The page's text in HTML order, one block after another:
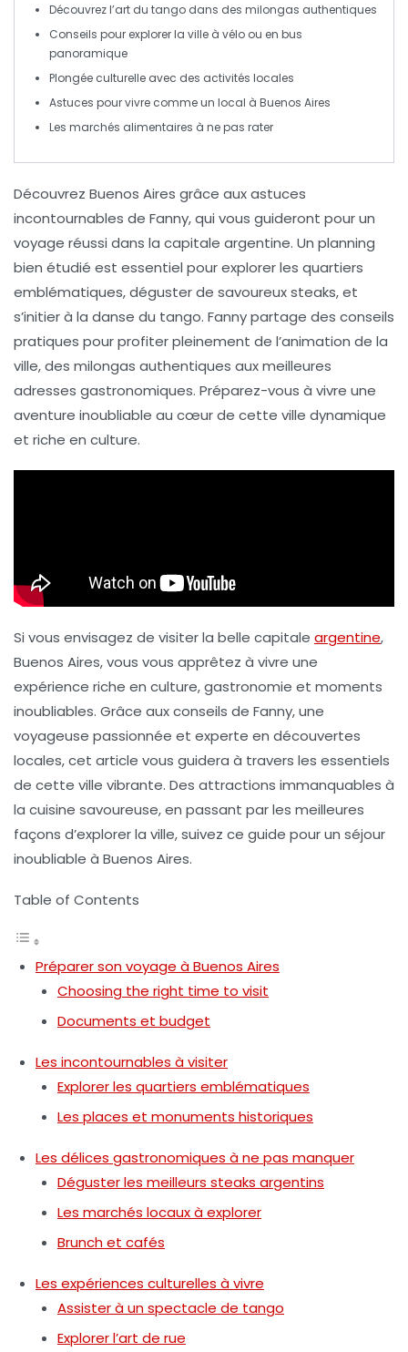
Découvrez l’art du tango dans des milongas authentiques
Conseils pour explorer la ville à vélo ou en bus
panoramique
Plongée culturelle avec des activités locales
Astuces pour vivre comme un local à Buenos Aires
Les marchés alimentaires à ne pas rater
Découvrez Buenos Aires grâce aux astuces
incontournables de Fanny, qui vous guideront pour un
voyage réussi dans la capitale argentine. Un planning
bien étudié est essentiel pour explorer les quartiers
emblématiques, déguster de savoureuxsteaks, et
s’initier à la danse du tango. Fanny partage des conseils
pratiques pour profiter pleinement de l’animation de la
ville, des milongas authentiques aux meilleures
adresses gastronomiques. Préparez-vous à vivre une
aventure inoubliable au cœur de cette ville dynamique
et riche en culture.
Si vous envisagez de visiter la belle capitale argentine,
Buenos Aires, vous vous apprêtez à vivre une
expérience riche en culture, gastronomie et moments
inoubliables. Grâce aux conseils de Fanny, une
voyageuse passionnée et experte en découvertes
locales, cet article vous guidera à travers les essentiels
de cette ville vibrante. Des attractions immanquables à
la cuisine savoureuse, en passant par les meilleures
façons d’explorer la ville, suivez ce guide pour un séjour
inoubliable à Buenos Aires.
Table of Contents
Préparer son voyage à Buenos Aires
Choosing the right time to visit
Documents et budget
Les incontournables à visiter
Explorer les quartiers emblématiques
Les places et monuments historiques
Les délices gastronomiques à ne pas manquer
Déguster les meilleurs steaks argentins
Les marchés locaux à explorer
Brunch et cafés
Les expériences culturelles à vivre
Assister à un spectacle de tango
Explorer l’art de rue